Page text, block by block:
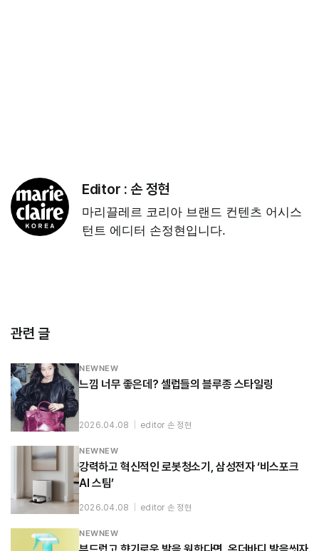
Editor : 손 정현
마리끌레르 코리아 브랜드 컨텐츠 어시스
턴트 에디터 손정현입니다.
관련 글
NEWNEW
느낌 너무 좋은데? 셀럽들의 블루종 스타일링
2026.04.08 editor 손 정현
NEWNEW
강력하고 혁신적인 로봇청소기, 삼성전자 ‘비스포크
AI 스팀’
2026.04.08 editor 손 정현
NEWNEW